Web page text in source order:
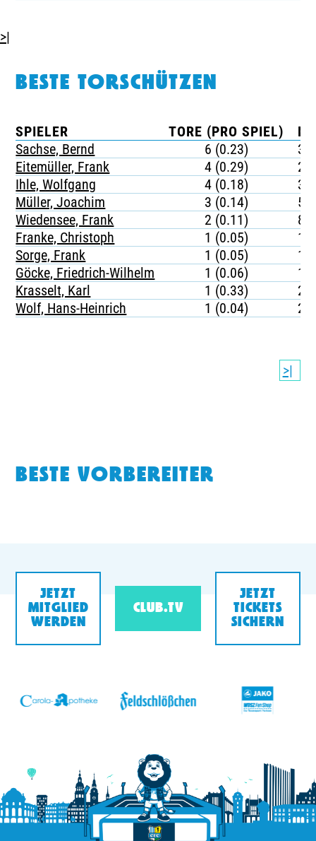
>|
BESTE TORSCHÜTZEN
SPIELER TORE (PRO SPIEL)
Sachse, Bernd
6 (0.23)
Eitemüller, Frank
4 (0.29)
Ihle, Wolfgang
4 (0.18)
Müller, Joachim
3 (0.14)
Wiedensee, Frank
2 (0.11)
Franke, Christoph
1 (0.05)
Sorge, Frank
1 (0.05)
Göcke, Friedrich-Wilhelm
1 (0.06)
Krasselt, Karl
1 (0.33)
Wolf, Hans-Heinrich
1 (0.04)
>|
BESTE VORBEREITER
JETZT
MITGLIED
WERDEN
CLUB.TV
JETZT
TICKETS
SICHERN